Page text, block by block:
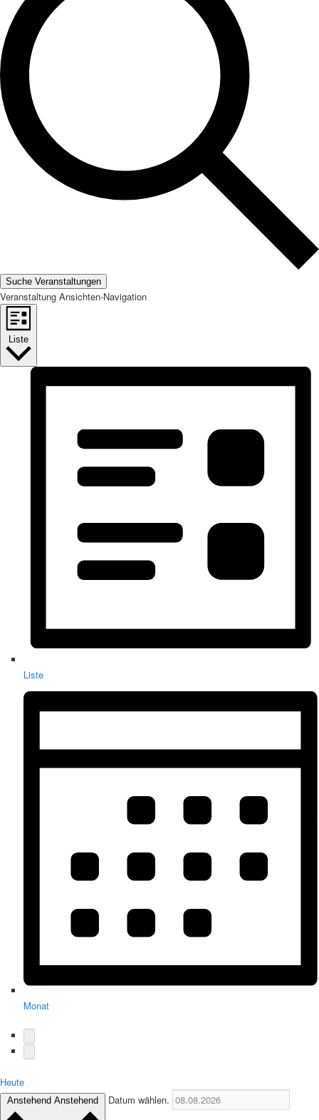
Suche Veranstaltungen
Veranstaltung Ansichten-Navigation
Liste
Liste
Monat
Heute
Anstehend Anstehend Datum wählen.